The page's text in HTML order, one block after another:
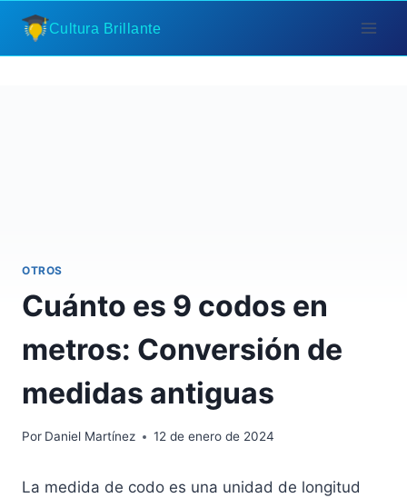
Saltar
contenido
Cultura Brillante
OTROS
Cuánto es 9 codos en
metros: Conversión de
medidas antiguas
Por Daniel Martínez 12 de enero de 2024
La medida de codo es una unidad de longitud